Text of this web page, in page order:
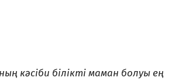
кәсіби білікті маман болуы ең